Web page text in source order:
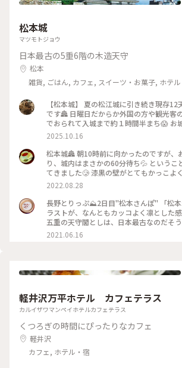
松本城
マツモトジョウ
日本最古の5重6階の木造天守
松本
雑貨, ごはん, カフェ, スイーツ・お菓子, ホテル
【松本城】 夏の松江城に引き続き現存
です🏯 日曜日だからか外国の方や観光客
でおられて入城まで約１時間半まち😱 お
て外観のみ堪能してきました 現存12天守
れるのは姫路城と松本城のみ👀 別名が深
いい黒いお城です✨ 黒いから烏城🐦‍⬛と
がそれは60年前くらいにバスガイドさん
正式な別名ではないそうです😳 やはりお
って絵になりますよねぇ☺️ お城の近くで
るのも見つけました🌸秋ですねぇ🍂 （
守 #国宝5城 #国宝 #お城 #秋の信州推し
#松本 #ことりっぷ長野
2025.10.16
松本城🏯 朝10時前に向かったのですが、
り、城内はまさかの60分待ち💦 というこ
てきました🥲 漆黒の壁がとてもかっこよ
最寄りのバス停を降りると、お堀に白鳥
日:8月中旬) #松本 #松本城 #城 #風景 #景
#Myことりっぷ #私のことりっぷ2022
2022.08.28
長野とりっぷ⛰2日目"松本さんぽ" 「松
ラストが、なんともカッコよく凛とした
五重の天守閣としは、日本最古なのだそう🏯 #長野#松本#
城#ライトアップ#自然にふれる
2021.06.16
軽井沢万平ホテル カフェテラス
カルイザワマンペイホテルカフェテラス
くつろぎの時間にぴったりなカフェ
軽井沢
カフェ, ホテル・宿